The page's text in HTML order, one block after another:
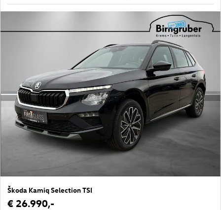
Škoda Kamiq Selection TSI
€ 26.990,-